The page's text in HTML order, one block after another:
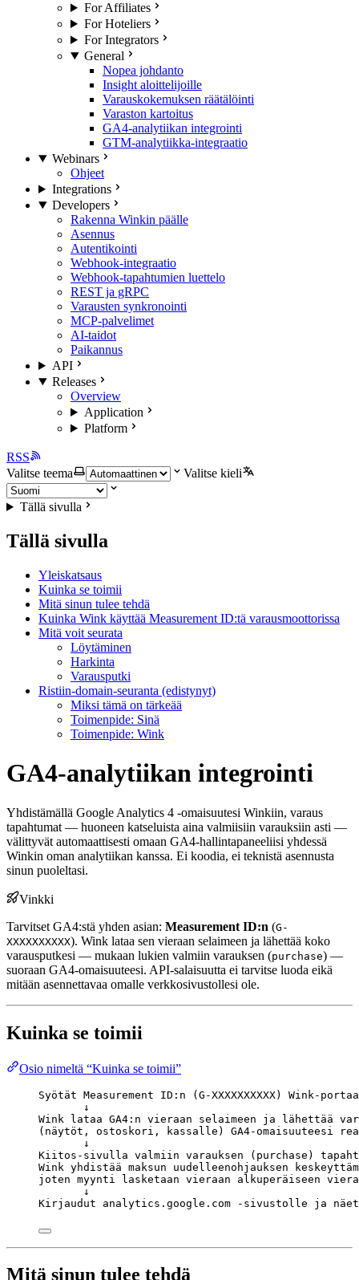
For Affiliates
For Hoteliers
For Integrators
General
Nopea johdanto
Insight aloittelijoille
Varauskokemuksen räätälöinti
Varaston kartoitus
GA4-analytiikan integrointi
GTM-analytiikka-integraatio
Webinars
Ohjeet
Integrations
Developers
Rakenna Winkin päälle
Asennus
Autentikointi
Webhook-integraatio
Webhook-tapahtumien luettelo
REST ja gRPC
Varausten synkronointi
MCP-palvelimet
AI-taidot
Paikannus
API
Releases
Overview
Application
Platform
RSS
Valitse teema
Valitse kieli
Tällä sivulla
Tällä sivulla
Yleiskatsaus
Kuinka se toimii
Mitä sinun tulee tehdä
Kuinka Wink käyttää Measurement ID:tä varausmoottorissa
Mitä voit seurata
Löytäminen
Harkinta
Varausputki
Ristiin-domain-seuranta (edistynyt)
Miksi tämä on tärkeää
Toimenpide: Sinä
Toimenpide: Wink
GA4-analytiikan integrointi
Yhdistämällä Google Analytics 4 -omaisuutesi Winkiin, varaus
tapahtumat — huoneen katseluista aina valmiisiin varauksiin asti —
välittyvät automaattisesti omaan GA4-hallintapaneeliisi yhdessä
Winkin oman analytiikan kanssa. Ei koodia, ei teknistä asennusta
sinun puoleltasi.
Vinkki
Tarvitset GA4:stä yhden asian: Measurement ID:n (G-
XXXXXXXXXX). Wink lataa sen vieraan selaimeen ja lähettää koko
varausputkesi — mukaan lukien valmiin varauksen (purchase) —
suoraan GA4-omaisuuteesi. API-salaisuutta ei tarvitse luoda eikä
mitään asennettavaa omalle verkkosivustollesi ole.
Kuinka se toimii
Osio nimeltä “Kuinka se toimii”
Syötät Measurement ID:n (G-XXXXXXXXXX) Wink-
↓
Wink lataa GA4:n vieraan selaimeen ja lähettää
(näytöt, ostoskori, kassalle) GA4-omaisuuteesi
↓
Kiitos-sivulla valmiin varauksen (purchase)
Wink yhdistää maksun uudelleenohjauksen
joten myynti lasketaan vieraan alkuperäiseen
↓
Kirjaudut analytics.google.com -sivustolle ja näet
Mitä sinun tulee tehdä